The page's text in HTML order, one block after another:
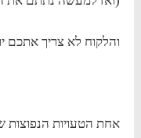
והלקוח לא צריך אתכם
אחת הטעויות הנפוצות